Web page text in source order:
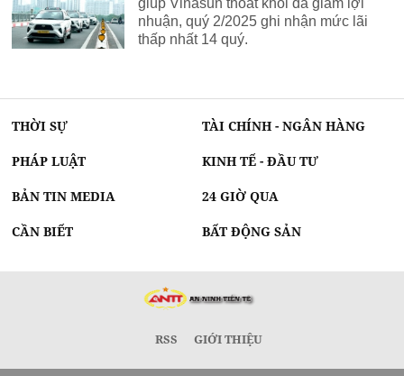
nhuận, quý 2/2025 ghi nhận mức lãi
thấp nhất 14 quý.
THỜI SỰ TÀI CHÍNH - NGÂN HÀNG
PHÁP LUẬT KINH TẾ - ĐẦU TƯ
BẢN TIN MEDIA 24 GIỜ QUA
CẦN BIẾT BẤT ĐỘNG SẢN
RSS GIỚI THIỆU